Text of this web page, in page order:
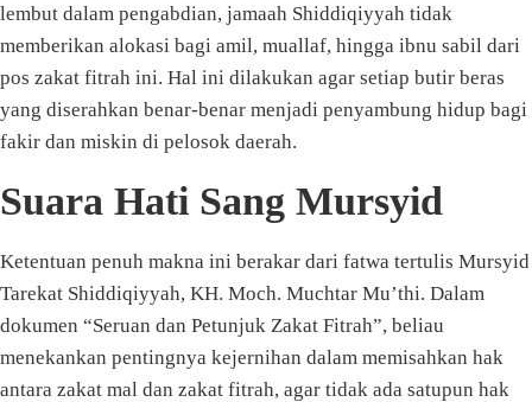
lembut dalam pengabdian, jamaah Shiddiqiyyah tidak
memberikan alokasi bagi amil, muallaf, hingga ibnu sabil dari
pos zakat fitrah ini. Hal ini dilakukan agar setiap butir beras
yang diserahkan benar-benar menjadi penyambung hidup bagi
fakir dan miskin di pelosok daerah.
Suara Hati Sang Mursyid
Ketentuan penuh makna ini berakar dari fatwa tertulis Mursyid
Tarekat Shiddiqiyyah, KH. Moch. Muchtar Mu’thi. Dalam
dokumen “Seruan dan Petunjuk Zakat Fitrah”, beliau
menekankan pentingnya kejernihan dalam memisahkan hak
antara zakat mal dan zakat fitrah, agar tidak ada satupun hak